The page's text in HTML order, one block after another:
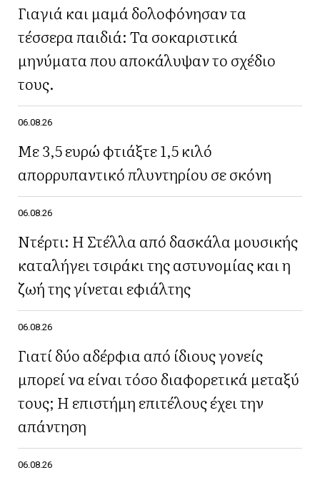
Γιαγιά και μαμά δολοφόνησαν τα
τέσσερα παιδιά: Τα σοκαριστικά
μηνύματα που αποκάλυψαν το σχέδιο
τους.
06.08.26
Με 3,5 ευρώ φτιάξτε 1,5 κιλό
απορρυπαντικό πλυντηρίου σε σκόνη
06.08.26
Ντέρτι: Η Στέλλα από δασκάλα μουσικής
καταλήγει τσιράκι της αστυνομίας και η
ζωή της γίνεται εφιάλτης
06.08.26
Γιατί δύο αδέρφια από ίδιους γονείς
μπορεί να είναι τόσο διαφορετικά μεταξύ
τους; Η επιστήμη επιτέλους έχει την
απάντηση
06.08.26